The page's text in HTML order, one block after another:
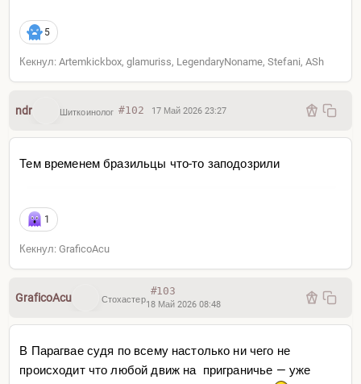
5
Кекнул: Artemkickbox, glamuriss, LegendaryNoname, Stefani, ASh
ndr Шиткоинолог #102 17 Май 2026 23:27
Тем временем бразильцы что-то заподозрили
1
Кекнул: GraficoAcu
GraficoAcu Стохастер
#103
18 Май 2026 08:48
В Парагвае судя по всему настолько ни чего не
происходит что любой движ на приграничье — уже